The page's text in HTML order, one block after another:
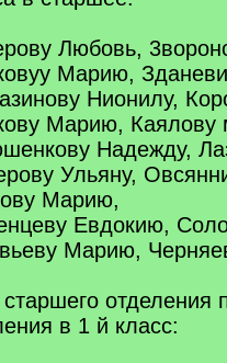
Любовь,
Марию,
Нионилу,
Марию, Каялову
Надежду,
Ульяну,
Марию,
Евдокию,
Марию,
отделения
в 1 й класс: